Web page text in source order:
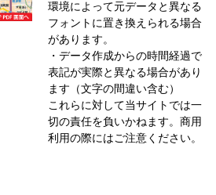
環境によって元データと異なる
フォントに置き換えられる場合
があります。
・データ作成からの時間経過で
表記が実際と異なる場合があり
ます（文字の間違い含む）
これらに対して当サイトでは一
切の責任を負いかねます。商用
利用の際にはご注意ください。